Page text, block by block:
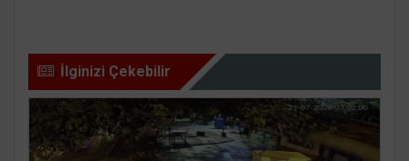
İlginizi Çekebilir